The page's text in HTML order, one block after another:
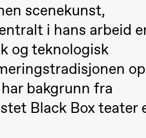
scenekunst,
i hans arbeid
og teknologisk
bakgrunn fra
Black Box teater